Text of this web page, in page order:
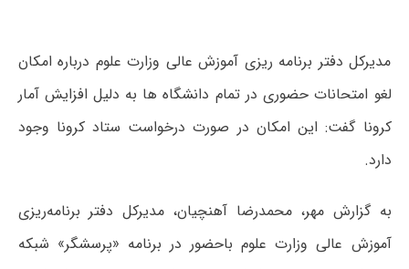
مدیرکل دفتر برنامه ریزی آموزش عالی وزارت علوم درباره امکان
لغو امتحانات حضوری در تمام دانشگاه ها به دلیل افزایش آمار
کرونا گفت: این امکان در صورت درخواست ستاد کرونا وجود
دارد.
به گزارش مهر، محمدرضا آهنچیان، مدیرکل دفتر برنامه‌ریزی
آموزش عالی وزارت علوم باحضور در برنامه «پرسشگر» شبکه